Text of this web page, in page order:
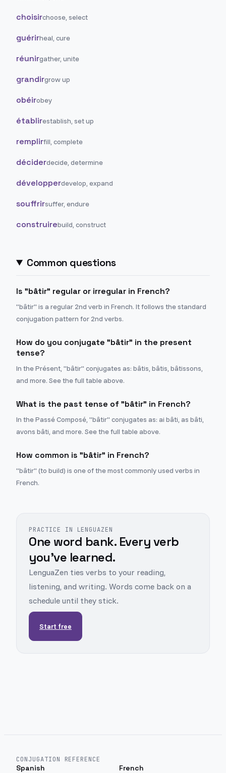
choisirchoose, select
guérirheal, cure
réunirgather, unite
grandirgrow up
obéirobey
établirestablish, set up
remplirfill, complete
déciderdecide, determine
développerdevelop, expand
souffrirsuffer, endure
construirebuild, construct
Common questions
Is "bâtir" regular or irregular in French?
"bâtir" is a regular 2nd verb in French. It follows the standard
conjugation pattern for 2nd verbs.
How do you conjugate "bâtir" in the present
tense?
In the Présent, "bâtir" conjugates as: bâtis, bâtis, bâtissons,
and more. See the full table above.
What is the past tense of "bâtir" in French?
In the Passé Composé, "bâtir" conjugates as: ai bâti, as bâti,
avons bâti, and more. See the full table above.
How common is "bâtir" in French?
"bâtir" (to build) is one of the most commonly used verbs in
French.
PRACTICE IN LENGUAZEN
One word bank. Every verb
you've learned.
LenguaZen ties verbs to your reading,
listening, and writing. Words come back on a
schedule until they stick.
Start free
CONJUGATION REFERENCE
Spanish French